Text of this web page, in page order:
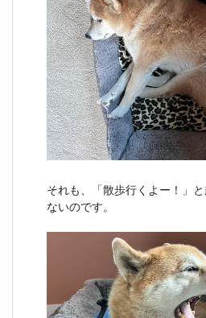
それも、「散歩行くよー！」
ないのです。